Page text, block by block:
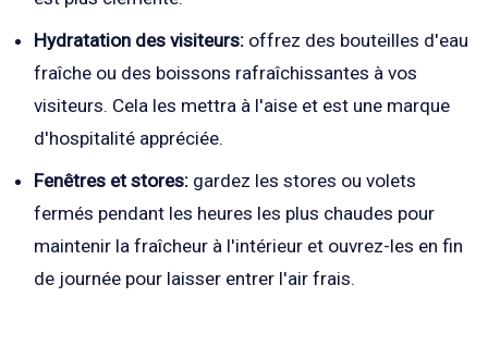
Hydratation des visiteurs: offrez des bouteilles d'eau
fraîche ou des boissons rafraîchissantes à vos
visiteurs. Cela les mettra à l'aise et est une marque
d'hospitalité appréciée.
Fenêtres et stores: gardez les stores ou volets
fermés pendant les heures les plus chaudes pour
maintenir la fraîcheur à l'intérieur et ouvrez-les en fin
de journée pour laisser entrer l'air frais.